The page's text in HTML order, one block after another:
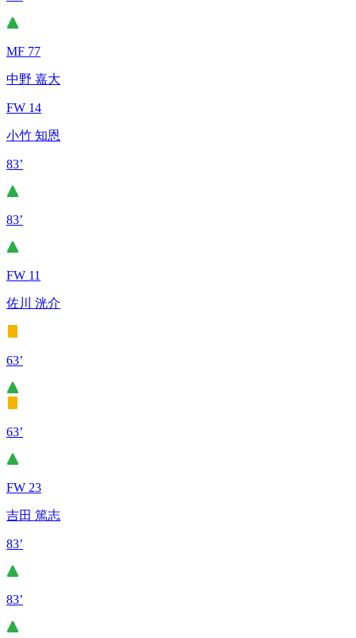
MF 77
中野 嘉大
FW 14
小竹 知恩
83’
83’
FW 11
佐川 洸介
63’
63’
FW 23
吉田 篤志
83’
83’